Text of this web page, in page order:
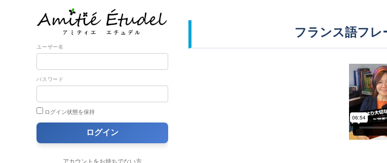
フランス語フレ
ユーザー名
パスワード
ログイン状態を保持